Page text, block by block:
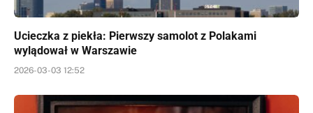
Ucieczka z piekła: Pierwszy samolot z Polakami
wylądował w Warszawie
2026-03-03 12:52